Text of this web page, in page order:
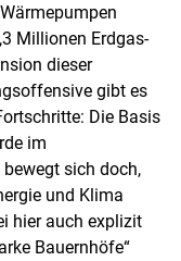
Millionen Erdgas-
dieser
gibt es
Die Basis
im
sich doch,
und Klima
hier auch explizit
Bauernhöfe“